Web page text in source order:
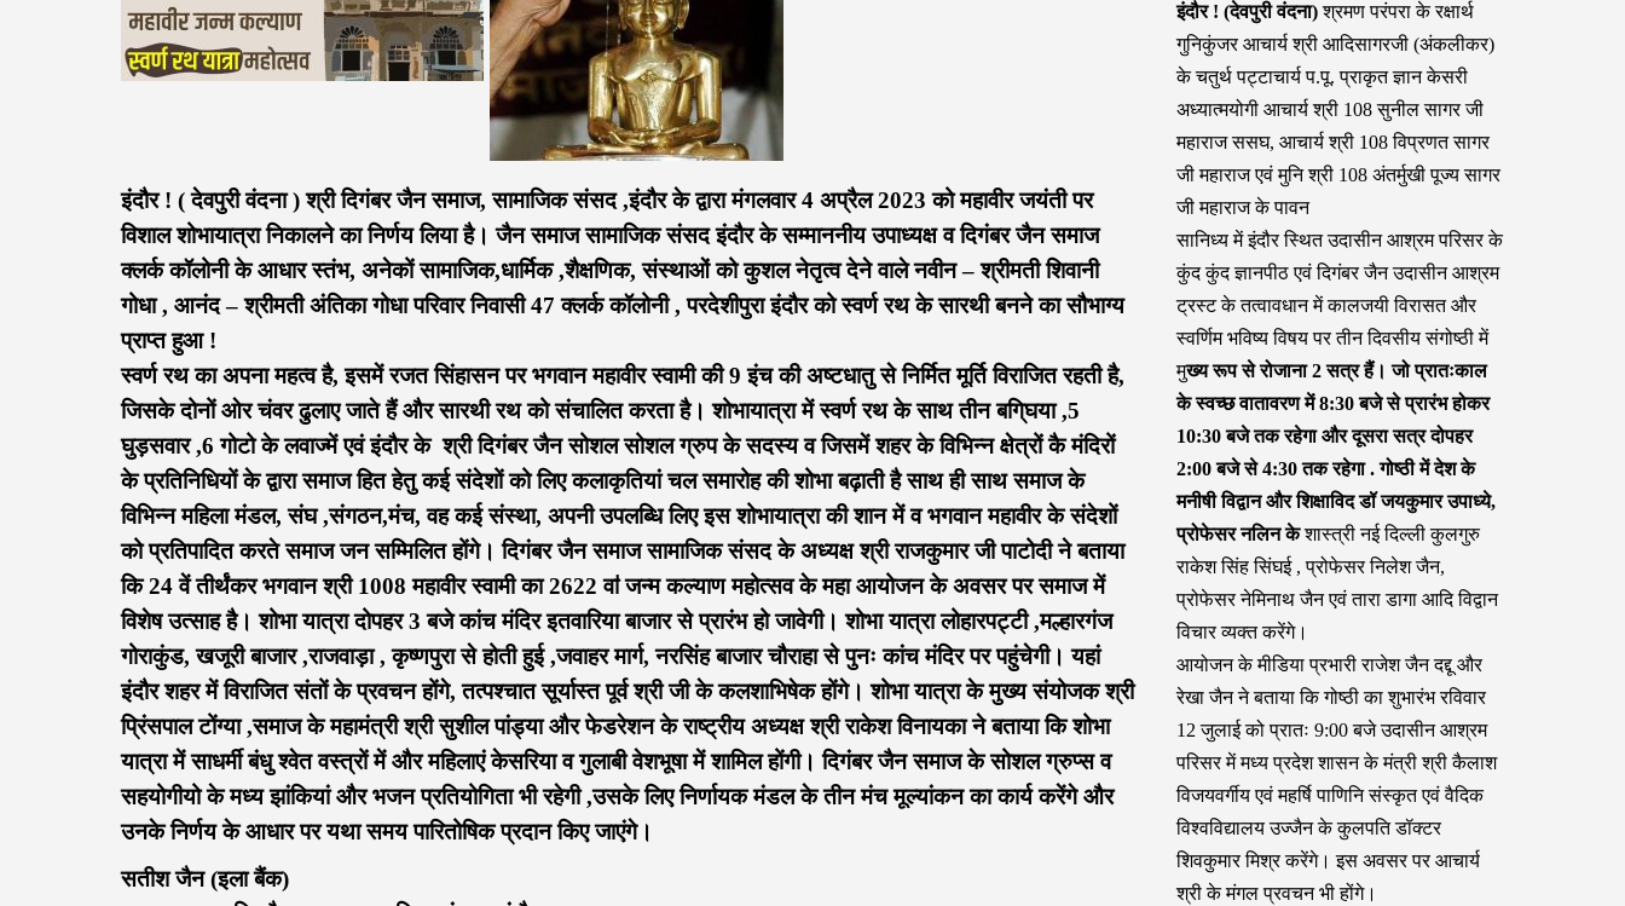
इंदौर ! ( देवपुरी वंदना ) श्री दिगंबर जैन समाज, सामाजिक संसद ,इंदौर के द्वारा मंगलवार 4 अप्रैल 2023 को महावीर जयंती पर
विशाल शोभायात्रा निकालने का निर्णय लिया है। जैन समाज सामाजिक संसद इंदौर के सम्माननीय उपाध्यक्ष व दिगंबर जैन समाज
क्लर्क कॉलोनी के आधार स्तंभ, अनेकों सामाजिक,धार्मिक ,शैक्षणिक, संस्थाओं को कुशल नेतृत्व देने वाले नवीन – श्रीमती शिवानी
गोधा , आनंद – श्रीमती अंतिका गोधा परिवार निवासी 47 क्लर्क कॉलोनी , परदेशीपुरा इंदौर को स्वर्ण रथ के सारथी बनने का सौभाग्य
प्राप्त हुआ !
स्वर्ण रथ का अपना महत्व है, इसमें रजत सिंहासन पर भगवान महावीर स्वामी की 9 इंच की अष्टधातु से निर्मित मूर्ति विराजित रहती है,
जिसके दोनों ओर चंवर ढुलाए जाते हैं और सारथी रथ को संचालित करता है। शोभायात्रा में स्वर्ण रथ के साथ तीन बगि्घया ,5
घुड़सवार ,6 गोटो के लवाज्में एवं इंदौर के ‌ श्री दिगंबर जैन सोशल सोशल ग्रुप के सदस्य व जिसमें शहर के विभिन्न क्षेत्रों कै मंदिरों
के प्रतिनिधियों के द्वारा समाज हित हेतु कई संदेशों को लिए कलाकृतियां चल समारोह की शोभा बढ़ाती है साथ ही साथ समाज के
विभिन्न महिला मंडल, संघ ,संगठन,मंच, वह कई संस्था, अपनी उपलब्धि लिए इस शोभायात्रा की शान में व भगवान महावीर के संदेशों
को प्रतिपादित करते समाज जन सम्मिलित होंगे। दिगंबर जैन समाज सामाजिक संसद के अध्यक्ष श्री राजकुमार जी पाटोदी ने बताया
कि 24 वें तीर्थंकर भगवान श्री 1008 महावीर स्वामी का 2622 वाऺ जन्म कल्याण महोत्सव के महा आयोजन के अवसर पर समाज में
विशेष उत्साह है। शोभा यात्रा दोपहर 3 बजे कांच मंदिर इतवारिया बाजार से प्रारंभ हो जावेगी। शोभा यात्रा लोहारपट्टी ,मल्हारगंज
गोराकुंड, खजूरी बाजार ,राजवाड़ा , कृष्णपुरा से होती हुई ,जवाहर मार्ग, नरसिंह बाजार चौराहा से पुनः कांच मंदिर पर पहुंचेगी। यहां
इंदौर शहर में विराजित संतों के प्रवचन होंगे, तत्पश्चात सूर्यास्त पूर्व श्री जी के कलशाभिषेक होंगे। शोभा यात्रा के मुख्य संयोजक श्री
प्रिंसपाल टोंग्या ,समाज के महामंत्री श्री सुशील पांड्या और फेडरेशन के राष्ट्रीय अध्यक्ष श्री राकेश विनायका ने बताया कि शोभा
यात्रा में साधर्मी बंधु श्वेत वस्त्रों में और महिलाएं केसरिया व गुलाबी वेशभूषा में शामिल होंगी। दिगंबर जैन समाज के सोशल ग्रुप्स व
सहयोगीयो के मध्य झांकियां और भजन प्रतियोगिता भी रहेगी ,उसके लिए निर्णायक मंडल के तीन मंच मूल्यांकन का कार्य करेंगे और
उनके निर्णय के आधार पर यथा समय पारितोषिक प्रदान किए जाएंगे।
सतीश जैन (इला बैंक)
इंदौर ! (देवपुरी वंदना)श्रमण परंपरा के रक्षार्थ
गुनिकुंजर आचार्य श्री आदिसागरजी (अंकलीकर)
के चतुर्थ पट्टाचार्य प.पू. प्राकृत ज्ञान केसरी
अध्यात्मयोगी आचार्य श्री 108 सुनील सागर जी
महाराज ससघ, आचार्य श्री 108 विप्रणत सागर
जी महाराज एवं मुनि श्री 108 अंतर्मुखी पूज्य सागर
जी महाराज के पावन
सानिध्य में इंदौर स्थित उदासीन आश्रम परिसर के
कुंद कुंद ज्ञानपीठ एवं दिगंबर जैन उदासीन आश्रम
ट्रस्ट के तत्वावधान में कालजयी विरासत और
स्वर्णिम भविष्य विषय पर तीन दिवसीय संगोष्ठी में
मुख्य रूप से रोजाना 2 सत्र हैं। जो प्रातःकाल
के स्वच्छ वातावरण में 8:30 बजे से प्रारंभ होकर
10:30 बजे तक रहेगा और दूसरा सत्र दोपहर
2:00 बजे से 4:30 तक रहेगा . गोष्ठी में देश के
मनीषी विद्वान और शिक्षाविद डॉ जयकुमार उपाध्ये,
प्रोफेसर नलिन केशास्त्री नई दिल्ली कुलगुरु
राकेश सिंह सिंघई , प्रोफेसर निलेश जैन,
प्रोफेसर नेमिनाथ जैन एवं तारा डागा आदि विद्वान
विचार व्यक्त करेंगे।
आयोजन के मीडिया प्रभारी राजेश जैन दद्दू और
रेखा जैन ने बताया कि गोष्ठी का शुभारंभ रविवार
12 जुलाई को प्रातः 9:00 बजे उदासीन आश्रम
परिसर में मध्य प्रदेश शासन के मंत्री श्री कैलाश
विजयवर्गीय एवं महर्षि पाणिनि संस्कृत एवं वैदिक
विश्वविद्यालय उज्जैन के कुलपति डॉक्टर
शिवकुमार मिश्र करेंगे। इस अवसर पर आचार्य
श्री के मंगल प्रवचन भी होंगे।